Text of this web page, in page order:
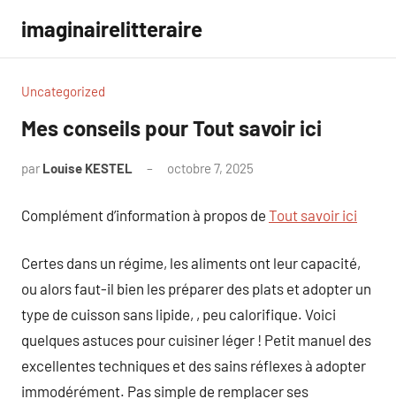
contenu
imaginairelitteraire
Uncategorized
Mes conseils pour Tout savoir ici
par Louise KESTEL octobre 7, 2025
Complément d’information à propos de Tout savoir ici
Certes dans un régime, les aliments ont leur capacité,
ou alors faut-il bien les préparer des plats et adopter un
type de cuisson sans lipide, , peu calorifique. Voici
quelques astuces pour cuisiner léger ! Petit manuel des
excellentes techniques et des sains réflexes à adopter
immodérément. Pas simple de remplacer ses